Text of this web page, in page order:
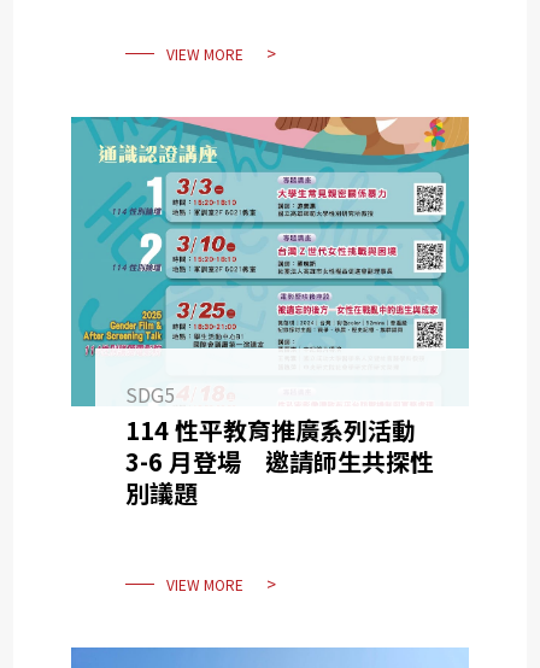
VIEW MORE
SDG5
114 性平教育推廣系列活動
3-6 月登場 邀請師生共探性
別議題
VIEW MORE